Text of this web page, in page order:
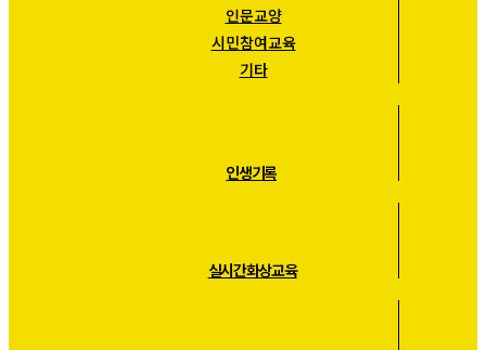
인문교양
시민참여교육
기타
인생기록
실시간화상교육